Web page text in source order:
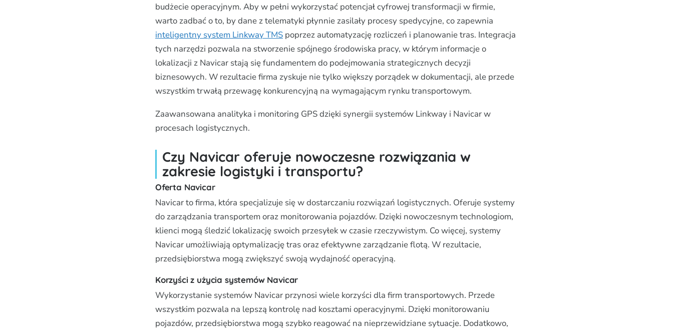
budżecie operacyjnym. Aby w pełni wykorzystać potencjał cyfrowej transformacji w firmie,
warto zadbać o to, by dane z telematyki płynnie zasilały procesy spedycyjne, co zapewnia
inteligentny system Linkway TMS poprzez automatyzację rozliczeń i planowanie tras. Integracja
tych narzędzi pozwala na stworzenie spójnego środowiska pracy, w którym informacje o
lokalizacji z Navicar stają się fundamentem do podejmowania strategicznych decyzji
biznesowych. W rezultacie firma zyskuje nie tylko większy porządek w dokumentacji, ale przede
wszystkim trwałą przewagę konkurencyjną na wymagającym rynku transportowym.
Zaawansowana analityka i monitoring GPS dzięki synergii systemów Linkway i Navicar w
procesach logistycznych.
Czy Navicar oferuje nowoczesne rozwiązania w
zakresie logistyki i transportu?
Oferta Navicar
Navicar to firma, która specjalizuje się w dostarczaniu rozwiązań logistycznych. Oferuje systemy
do zarządzania transportem oraz monitorowania pojazdów. Dzięki nowoczesnym technologiom,
klienci mogą śledzić lokalizację swoich przesyłek w czasie rzeczywistym. Co więcej, systemy
Navicar umożliwiają optymalizację tras oraz efektywne zarządzanie flotą. W rezultacie,
przedsiębiorstwa mogą zwiększyć swoją wydajność operacyjną.
Korzyści z użycia systemów Navicar
Wykorzystanie systemów Navicar przynosi wiele korzyści dla firm transportowych. Przede
wszystkim pozwala na lepszą kontrolę nad kosztami operacyjnymi. Dzięki monitorowaniu
pojazdów, przedsiębiorstwa mogą szybko reagować na nieprzewidziane sytuacje. Dodatkowo,